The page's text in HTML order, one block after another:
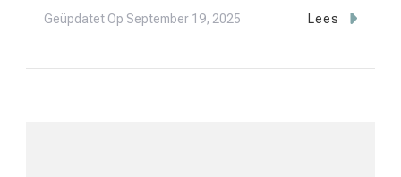
Geüpdatet Op September 19, 2025 Lees